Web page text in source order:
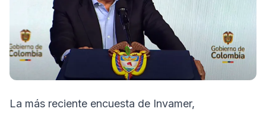
La más reciente encuesta de Invamer,